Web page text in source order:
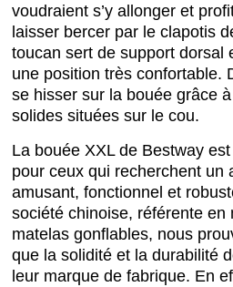
voudraient s’y allonger et
laisser bercer par le clapotis
toucan sert de support dorsal
une position très confortable.
se hisser sur la bouée grâce
solides situées sur le cou.
La bouée XXL de Bestway
pour ceux qui recherchent un
amusant, fonctionnel et
société chinoise, référente en
matelas gonflables, nous
que la solidité et la durabilité
leur marque de fabrique. En